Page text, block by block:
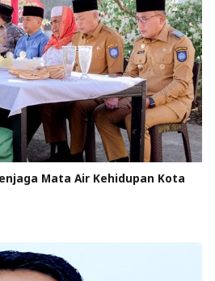
Mata Air Kehidupan Kota